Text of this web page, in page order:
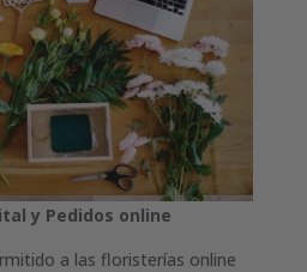
y Pedidos online
a las floristerías online